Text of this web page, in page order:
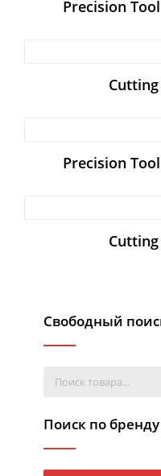
Precision
Precision
Свободный
Поиск по бренду